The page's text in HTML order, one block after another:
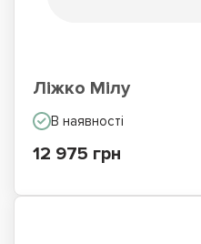
Ліжко Мілу
В наявності
12 975 грн